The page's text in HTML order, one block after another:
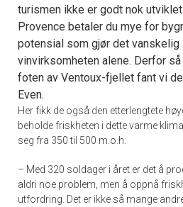
turismen ikke er godt nok
Provence betaler du mye for
potensial som gjør det vanskelig
vinvirksomheten alene. Derfor
foten av Ventoux-fjellet fant vi
Even.
Her fikk de også den etterlengtete
beholde friskheten i dette varme
seg fra 350 til 500 m.o.h.
– Med 320 soldager i året er det å
aldri noe problem, men å oppnå
utfordring. Det er ikke så mange